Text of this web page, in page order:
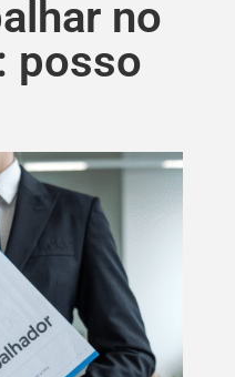
no
posso